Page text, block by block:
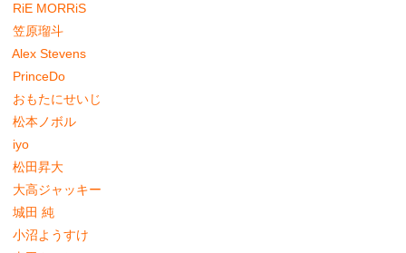
RiE MORRiS
笠原瑠斗
Alex Stevens
PrinceDo
おもたにせいじ
松本ノボル
iyo
松田昇大
大高ジャッキー
城田 純
小沼ようすけ